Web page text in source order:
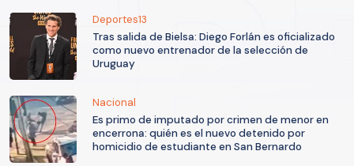
Deportes13
Tras salida de Bielsa: Diego Forlán es oficializado
como nuevo entrenador de la selección de
Uruguay
Nacional
Es primo de imputado por crimen de menor en
encerrona: quién es el nuevo detenido por
homicidio de estudiante en San Bernardo